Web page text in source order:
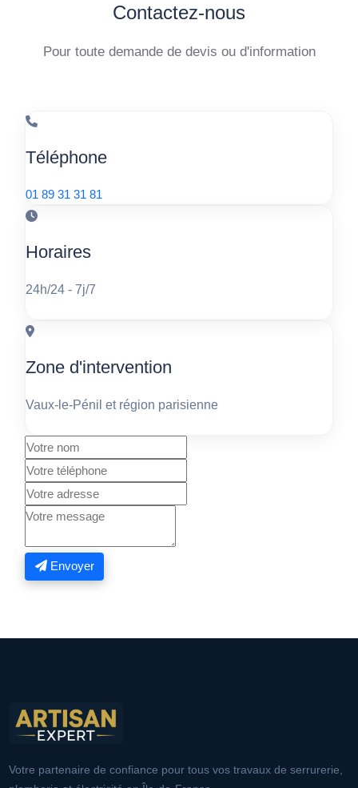
Contactez-nous
Pour toute demande de devis ou d'information
Téléphone
01 89 31 31 81
Horaires
24h/24 - 7j/7
Zone d'intervention
Vaux-le-Pénil et région parisienne
Envoyer
Votre partenaire de confiance pour tous vos travaux de serrurerie,